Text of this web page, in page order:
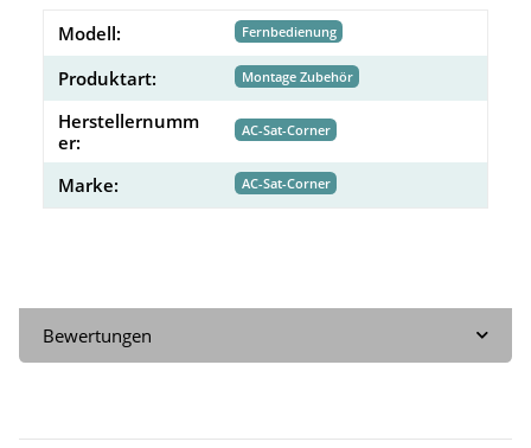
Modell: Fernbedienung
Produktart: Montage Zubehör
Herstellernumm
er:
AC-Sat-Corner
Marke: AC-Sat-Corner
Bewertungen